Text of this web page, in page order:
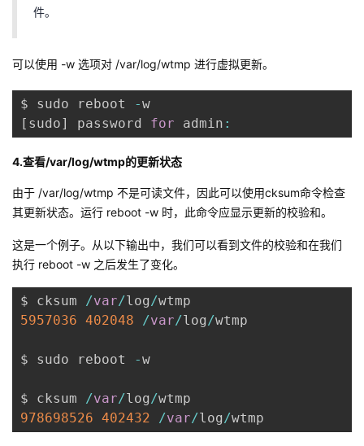
件。
可以使用 -w 选项对 /var/log/wtmp 进行虚拟更新。
$ sudo reboot -
[ sudo] password for admin :
4.查看/var/log/wtmp的更新状态
由于 /var/log/wtmp 不是可读文件，因此可以使用cksum命令检查
其更新状态。运行 reboot -w 时，此命令应显示更新的校验和。
这是一个例子。从以下输出中，我们可以看到文件的校验和在我们
执行 reboot -w 之后发生了变化。
$ cksum /var/log/
5957036 402048 /var/log/wtmp
$ sudo reboot -w
$ cksum /var/log/
978698526 402432 /var/log/wtmp